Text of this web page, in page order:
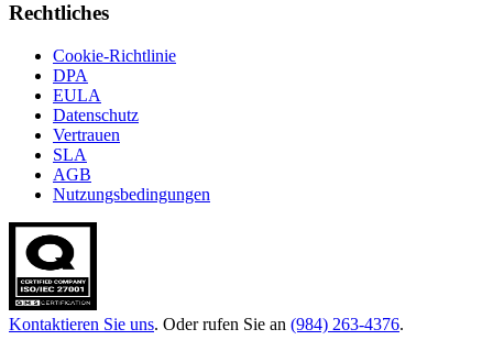
Rechtliches
Cookie-Richtlinie
DPA
EULA
Datenschutz
Vertrauen
SLA
AGB
Nutzungsbedingungen
Kontaktieren Sie uns. Oder rufen Sie an (984) 263-4376.